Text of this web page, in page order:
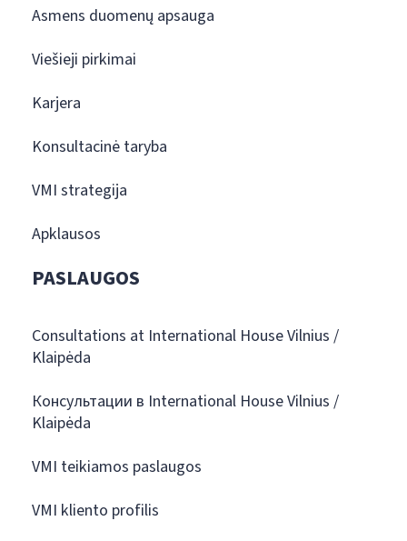
Asmens duomenų apsauga
Viešieji pirkimai
Karjera
Konsultacinė taryba
VMI strategija
Apklausos
PASLAUGOS
Consultations at International House Vilnius /
Klaipėda
Консультации в International House Vilnius /
Klaipėda
VMI teikiamos paslaugos
VMI kliento profilis